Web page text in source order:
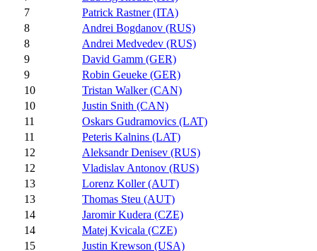
7
Patrick Rastner (ITA)
8
Andrei Bogdanov (RUS)
8
Andrei Medvedev (RUS)
9
David Gamm (GER)
9
Robin Geueke (GER)
10
Tristan Walker (CAN)
10
Justin Snith (CAN)
11
Oskars Gudramovics (LAT)
11
Peteris Kalnins (LAT)
12
Aleksandr Denisev (RUS)
12
Vladislav Antonov (RUS)
13
Lorenz Koller (AUT)
13
Thomas Steu (AUT)
14
Jaromir Kudera (CZE)
14
Matej Kvicala (CZE)
15
Justin Krewson (USA)